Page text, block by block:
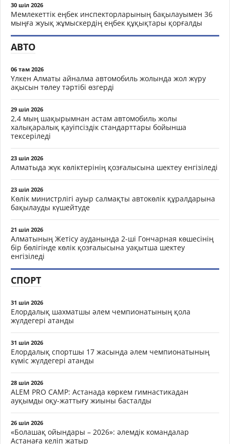
30 шіл 2026
Мемлекеттік еңбек инспекторларының бақылауымен 36
мыңға жуық жұмыскердің еңбек құқықтары қорғалды
АВТО
06 там 2026
Үлкен Алматы айналма автомобиль жолында жол жүру
ақысын төлеу тәртібі өзгерді
29 шіл 2026
2,4 мың шақырымнан астам автомобиль жолы
халықаралық қауіпсіздік стандарттары бойынша
тексеріледі
23 шіл 2026
Алматыда жүк көліктерінің қозғалысына шектеу енгізіледі
23 шіл 2026
Көлік министрлігі ауыр салмақты автокөлік құралдарына
бақылауды күшейтуде
21 шіл 2026
Алматының Жетісу ауданында 2-ші Гончарная көшесінің
бір бөлігінде көлік қозғалысына уақытша шектеу
енгізіледі
СПОРТ
31 шіл 2026
Елордалық шахматшы әлем чемпионатының қола
жүлдегері атанды
31 шіл 2026
Елордалық спортшы 17 жасында әлем чемпионатының
күміс жүлдегері атанды
28 шіл 2026
ALEM PRO CAMP: Астанада көркем гимнастикадан
ауқымды оқу-жаттығу жиыны басталды
26 шіл 2026
«Болашақ ойындары – 2026»: әлемдік командалар
Астанаға келіп жатыр